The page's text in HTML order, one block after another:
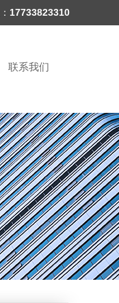
17733823310
联系我们